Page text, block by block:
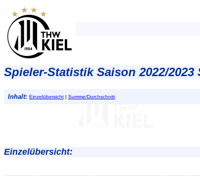
Spieler-Statistik Saison 2022/2023
Inhalt: Einzelübersicht | Summe/Durchschnitt
Einzelübersicht: